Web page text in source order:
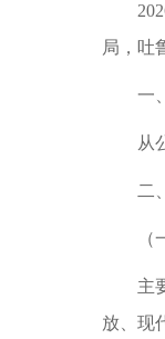
局，吐
一
从
二
主
放、现